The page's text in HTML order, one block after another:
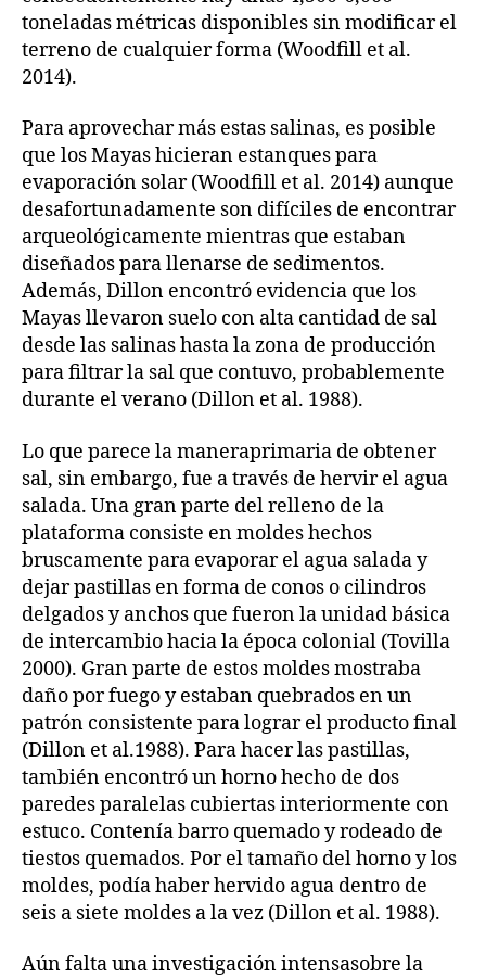
toneladas métricas disponibles sin modificar el
terreno de cualquier forma (Woodfill et al.
2014).
Para aprovechar más estas salinas, es posible
que los Mayas hicieran estanques para
evaporación solar (Woodfill et al. 2014) aunque
desafortunadamente son difíciles de encontrar
arqueológicamente mientras que estaban
diseñados para llenarse de sedimentos.
Además, Dillon encontró evidencia que los
Mayas llevaron suelo con alta cantidad de sal
desde las salinas hasta la zona de producción
para filtrar la sal que contuvo, probablemente
durante el verano (Dillon et al. 1988).
Lo que parece la maneraprimaria de obtener
sal, sin embargo, fue a través de hervir el agua
salada. Una gran parte del relleno de la
plataforma consiste en moldes hechos
bruscamente para evaporar el agua salada y
dejar pastillas en forma de conos o cilindros
delgados y anchos que fueron la unidad básica
de intercambio hacia la época colonial (Tovilla
2000). Gran parte de estos moldes mostraba
daño por fuego y estaban quebrados en un
patrón consistente para lograr el producto final
(Dillon et al.1988). Para hacer las pastillas,
también encontró un horno hecho de dos
paredes paralelas cubiertas interiormente con
estuco. Contenía barro quemado y rodeado de
tiestos quemados. Por el tamaño del horno y los
moldes, podía haber hervido agua dentro de
seis a siete moldes a la vez (Dillon et al. 1988).
Aún falta una investigación intensasobre la